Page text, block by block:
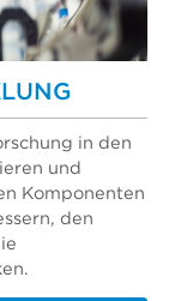
in den
und
Komponenten
den